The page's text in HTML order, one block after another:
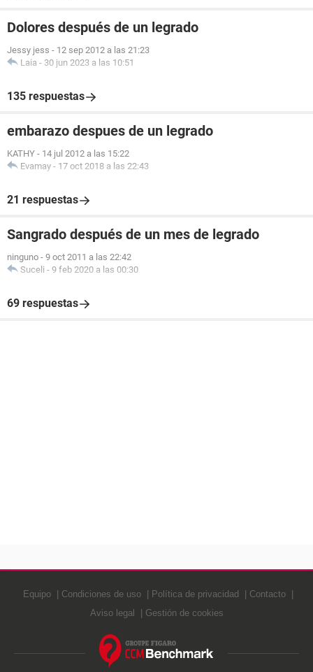
Dolores después de un legrado
Jessy jess - 12 sep 2012 a las 21:23
Laia - 30 jun 2023 a las 10:51
135 respuestas
embarazo despues de un legrado
KATHY - 14 jul 2012 a las 15:22
Evamay - 17 oct 2018 a las 22:43
21 respuestas
Sangrado después de un mes de legrado
ninguno - 9 oct 2011 a las 22:42
Suceli - 9 feb 2020 a las 00:30
69 respuestas
Equipo Condiciones de uso Política de privacidad
Contacto
Aviso legal
Gestión de cookies